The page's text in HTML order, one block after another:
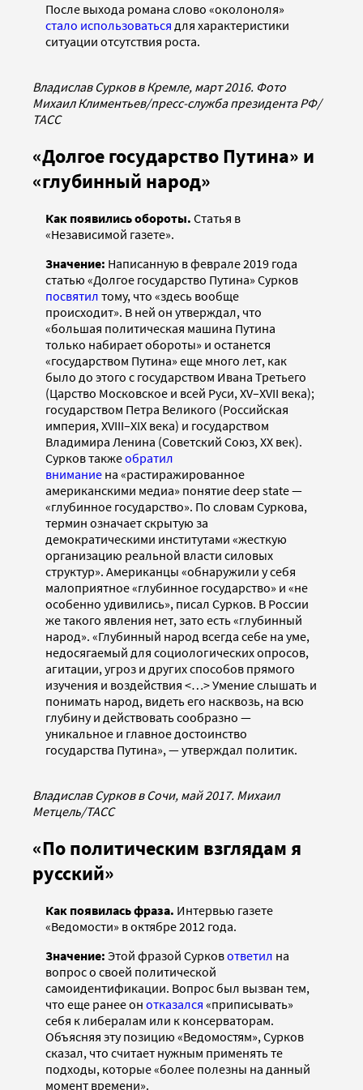
После выхода романа слово «околоноля»
стало использоваться для характеристики
ситуации отсутствия роста.
Владислав Сурков в Кремле, март 2016. Фото
Михаил Климентьев/пресс-служба президента РФ/
ТАСС
«Долгое государство Путина» и
«глубинный народ»
Как появились обороты. Статья в
«Независимой газете».
Значение: Написанную в феврале 2019 года
статью «Долгое государство Путина» Сурков
посвятил тому, что «здесь вообще
происходит». В ней он утверждал, что
«большая политическая машина Путина
только набирает обороты» и останется
«государством Путина» еще много лет, как
было до этого с государством Ивана Третьего
(Царство Московское и всей Руси, XV–XVII века);
государством Петра Великого (Российская
империя, XVIII–XIX века) и государством
Владимира Ленина (Советский Союз, ХХ век).
Сурков такжеобратил
внимание на «растиражированное
американскими медиа» понятие deep state —
«глубинное государство». По словам Суркова,
термин означает скрытую за
демократическими институтами «жесткую
организацию реальной власти силовых
структур». Американцы «обнаружили у себя
малоприятное «глубинное государство» и «не
особенно удивились», писал Сурков. В России
же такого явления нет, зато есть «глубинный
народ». «Глубинный народ всегда себе на уме,
недосягаемый для социологических опросов,
агитации, угроз и других способов прямого
изучения и воздействия <…> Умение слышать и
понимать народ, видеть его насквозь, на всю
глубину и действовать сообразно —
уникальное и главное достоинство
государства Путина», — утверждал политик.
Владислав Сурков в Сочи, май 2017. Михаил
Метцель/ТАСС
«По политическим взглядам я
русский»
Как появилась фраза. Интервью газете
«Ведомости» в октябре 2012 года.
Значение: Этой фразой Сурковответил на
вопрос о своей политической
самоидентификации. Вопрос был вызван тем,
что еще ранее он отказался «приписывать»
себя к либералам или к консерваторам.
Объясняя эту позицию «Ведомостям», Сурков
сказал, что считает нужным применять те
подходы, которые «более полезны на данный
момент времени».